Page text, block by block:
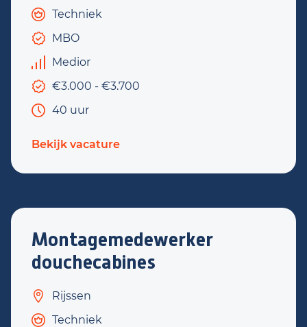
Techniek
MBO
Medior
€3.000 - €3.700
40 uur
Bekijk vacature
Montagemedewerker
douchecabines
Rijssen
Techniek